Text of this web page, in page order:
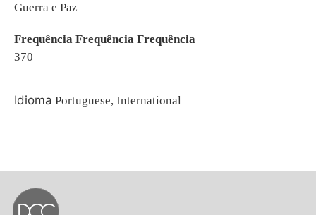
Guerra e Paz
Frequência Frequência Frequência
370
Idioma Portuguese, International